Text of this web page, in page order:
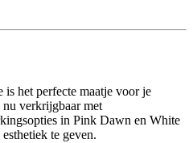
het perfecte maatje voor je
nu verkrijgbaar met
in Pink Dawn en White
te geven.